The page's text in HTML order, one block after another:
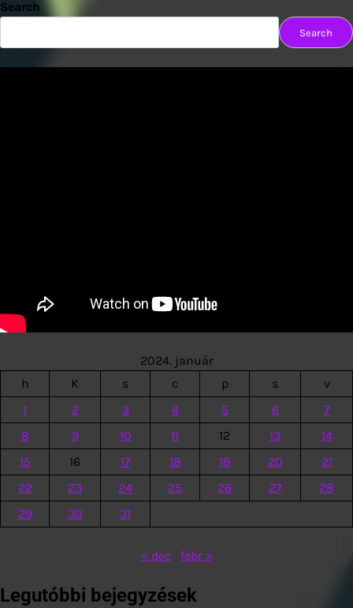
Search
Search
2024. január
h
K s c p s
v
1
2 3 4 5 6
7
8
9 10 11 12 13
14
15
16 17 18 19 20
21
22
23 24 25 26 27
28
29
30 31
« dec febr »
Legutóbbi bejegyzések